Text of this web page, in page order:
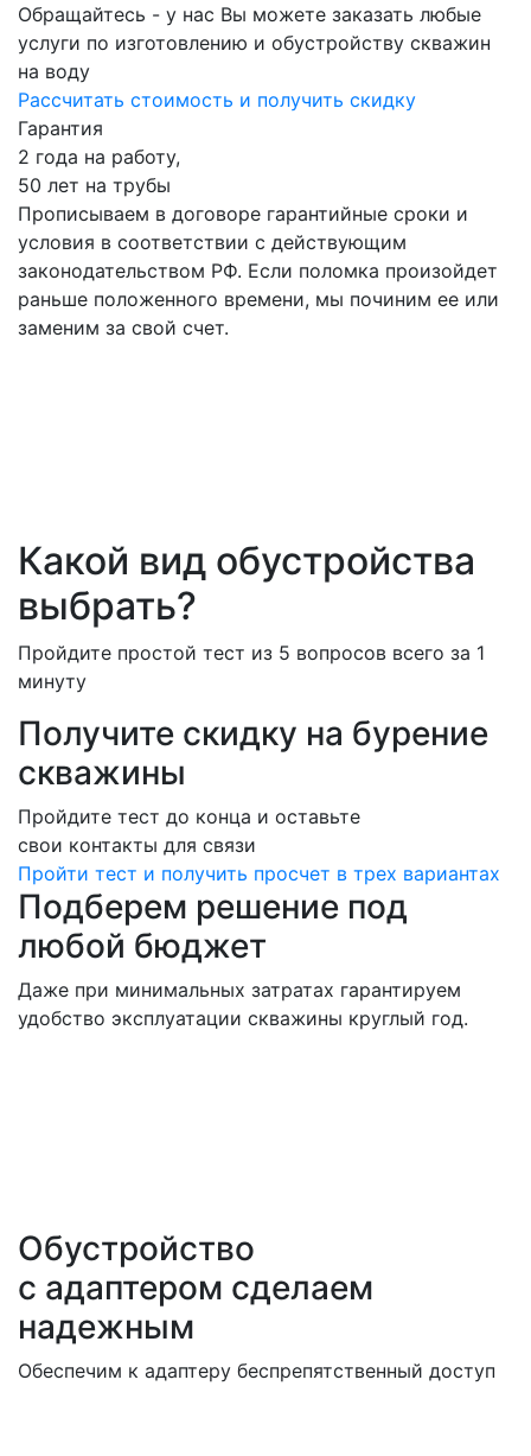
Обращайтесь - у нас Вы можете заказать любые
услуги по изготовлению и обустройству скважин
на воду
Рассчитать стоимость и получить скидку
Гарантия
2 года на работу,
50 лет на трубы
Прописываем в договоре гарантийные сроки и
условия в соответствии с действующим
законодательством РФ. Если поломка произойдет
раньше положенного времени, мы починим ее или
заменим за свой счет.
Какой вид обустройства
выбрать?
Пройдите простой тест из 5 вопросов всего за 1
минуту
Получите скидку на бурение
скважины
Пройдите тест до конца и оставьте
свои контакты для связи
Пройти тест и получить просчет в трех вариантах
Подберем решение под
любой бюджет
Даже при минимальных затратах гарантируем
удобство эксплуатации скважины круглый год.
Обустройство
с адаптером сделаем
надежным
Обеспечим к адаптеру беспрепятственный доступ